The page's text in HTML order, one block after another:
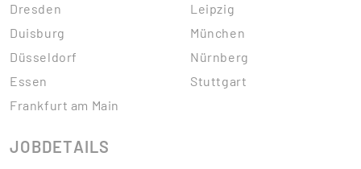
Dresden
Duisburg
Düsseldorf
Essen
Frankfurt am Main
Leipzig
München
Nürnberg
Stuttgart
JOBDETAILS